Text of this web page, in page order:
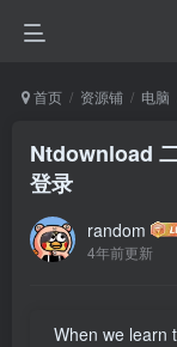
首页 资源铺 电脑
Ntdownload
登录
random
4年前更新
When we learn